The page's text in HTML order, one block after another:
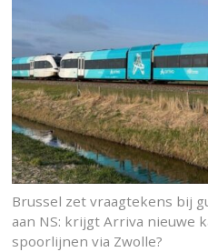
Brussel zet vraagtekens bij
aan NS: krijgt Arriva nieuwe
spoorlijnen via Zwolle?